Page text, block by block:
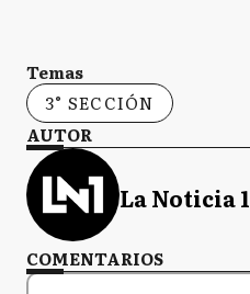
Temas
3° SECCIÓN
AUTOR
La Noticia 1
COMENTARIOS